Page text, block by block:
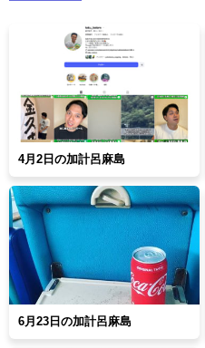
4月2日の加計呂麻島
6月23日の加計呂麻島